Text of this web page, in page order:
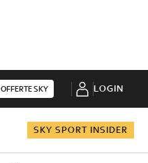
OFFERTE SKY LOGIN
SKY SPORT INSIDER